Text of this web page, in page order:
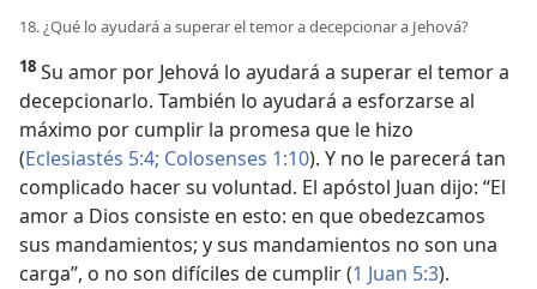
18. ¿Qué lo ayudará a superar el temor a decepcionar a Jehová?
18 Su amor por Jehová lo ayudará a superar el temor a
decepcionarlo. También lo ayudará a esforzarse al
máximo por cumplir la promesa que le hizo
(Eclesiastés 5:4; Colosenses 1:10). Y no le parecerá tan
complicado hacer su voluntad. El apóstol Juan dijo: “El
amor a Dios consiste en esto: en que obedezcamos
sus mandamientos; y sus mandamientos no son una
carga”, o no son difíciles de cumplir (1 Juan 5:3).